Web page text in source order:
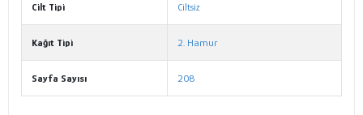
Cilt Tipi Ciltsiz
Kağıt Tipi 2. Hamur
Sayfa Sayısı 208